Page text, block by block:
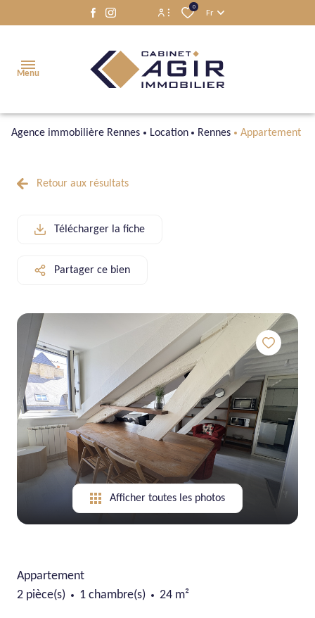
Espace propriétaire
Espace locataire
0
Fr
Menu
VENTES
NOS
Agence immobilière Rennes Location Rennes Appartement
Retour aux résultats
Télécharger la fiche
Partager ce bien
Afficher toutes les photos
Appartement
2 pièce(s)
1 chambre(s) 24 m²